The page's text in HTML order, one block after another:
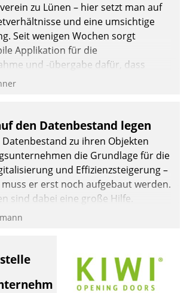
zu Lünen – hier setzt man auf
und eine umsichtige
Seit wenigen Wochen sorgt
Applikation für die
und -übergabe dafür, dass
kommen und, so es sein muss,
den Datenbestand legen
zu ihren Objekten
die Grundlage für die
und Effizienzsteigerung –
er erst noch aufgebaut werden.
sind dabei eine große Hilfe.